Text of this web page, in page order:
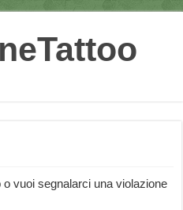
vuoi segnalarci una violazione